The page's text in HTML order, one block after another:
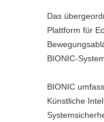
Das
Plattform für
BIONIC-
BIONIC
Künstliche